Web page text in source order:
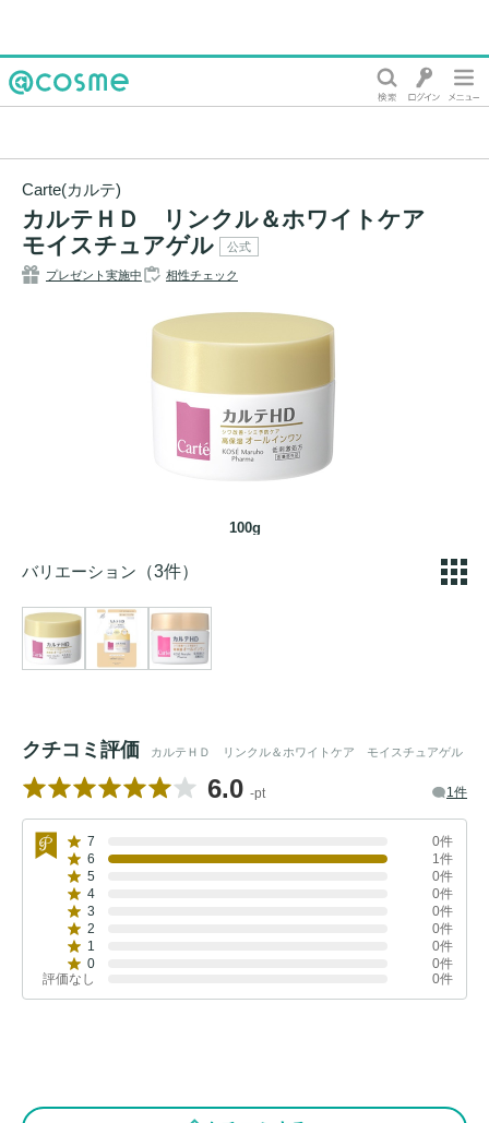
Carte(カルテ)
カルテＨＤ リンクル＆ホワイトケア
モイスチュアゲル
公式
プレゼント実施中 相性チェック
100g
バリエーション （3件）
クチコミ評価 カルテＨＤ リンクル＆ホワイトケア モイスチュアゲル
6.0 -pt 1件
7
0件
6
1件
5
0件
4
0件
3
0件
2
0件
1
0件
0
0件
評価なし
0件